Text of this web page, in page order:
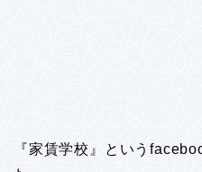
『家賃学校』という